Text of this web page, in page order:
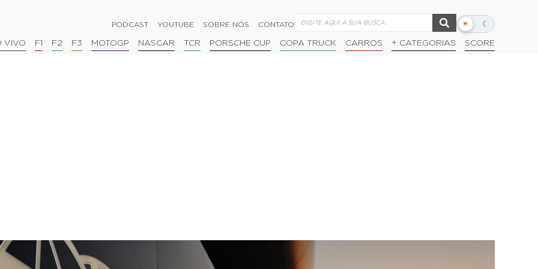
PODCAST YOUTUBE SOBRE NÓS CONTATO ☀ ☾
Alternar
escuro
VIVO F1 F2 F3 MOTOGP NASCAR TCR PORSCHE CUP COPA TRUCK CARROS + CATEGORIAS SCORE